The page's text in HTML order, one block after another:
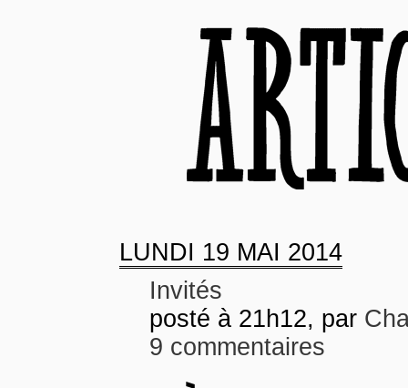
LUNDI 19 MAI 2014
Invités
posté à 21h12, par
9 commentaires